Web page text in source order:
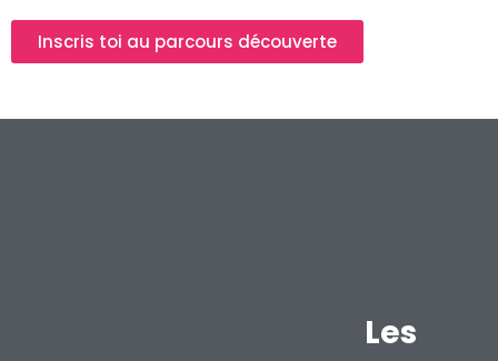
Inscris toi au parcours découverte
Les